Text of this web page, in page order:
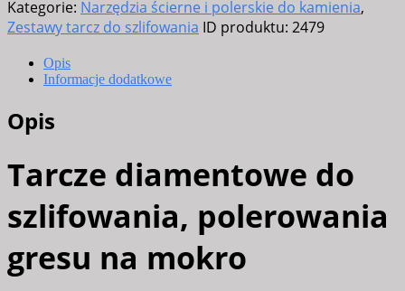
do
szlifowania,
polerowania
gresu,
do
uchwyt
Kategorie: Narzędzia ścierne i polerskie do kamienia,
Zestawy tarcz do szlifowania ID produktu: 2479
Opis
Informacje dodatkowe
Opis
Tarcze diamentowe do
szlifowania, polerowania
gresu na mokro